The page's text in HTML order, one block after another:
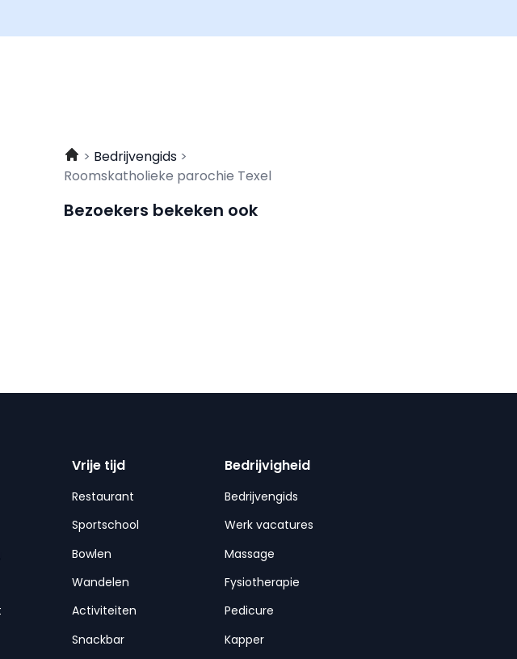
Bedrijvengids
Roomskatholieke parochie Texel
Bezoekers bekeken ook
Vrije tijd
Restaurant
Sportschool
Bowlen
Wandelen
Activiteiten
Snackbar
Bedrijvigheid
Bedrijvengids
Werk vacatures
Massage
Fysiotherapie
Pedicure
Kapper